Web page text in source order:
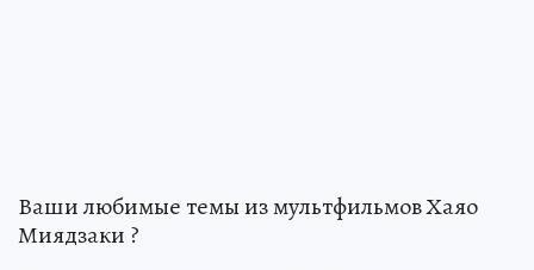
Ваши любимые темы из мультфильмов Хаяо
Миядзаки ?